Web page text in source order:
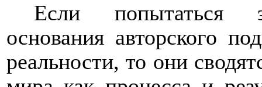
Если попытаться
основания авторского
реальности, то они